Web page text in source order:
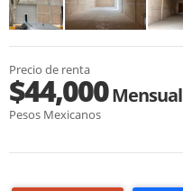
Precio de renta
$44,000Mensual
Pesos Mexicanos